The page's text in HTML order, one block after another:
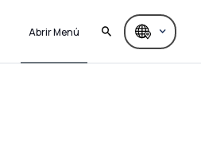
Abrir Menú